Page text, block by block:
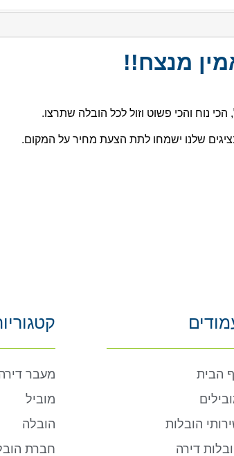
מנצח!!
נוח והכי פשוט וזול לכל הובלה שתרצו.
שלנו ישמחו לתת הצעת מחיר על המקום.
הבית
הובלות
דירה
מעבר
מוביל
הובלה
חברת